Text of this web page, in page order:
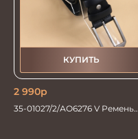
КУПИТЬ
2 990р
35-01027/2/АО6276 V Ремень